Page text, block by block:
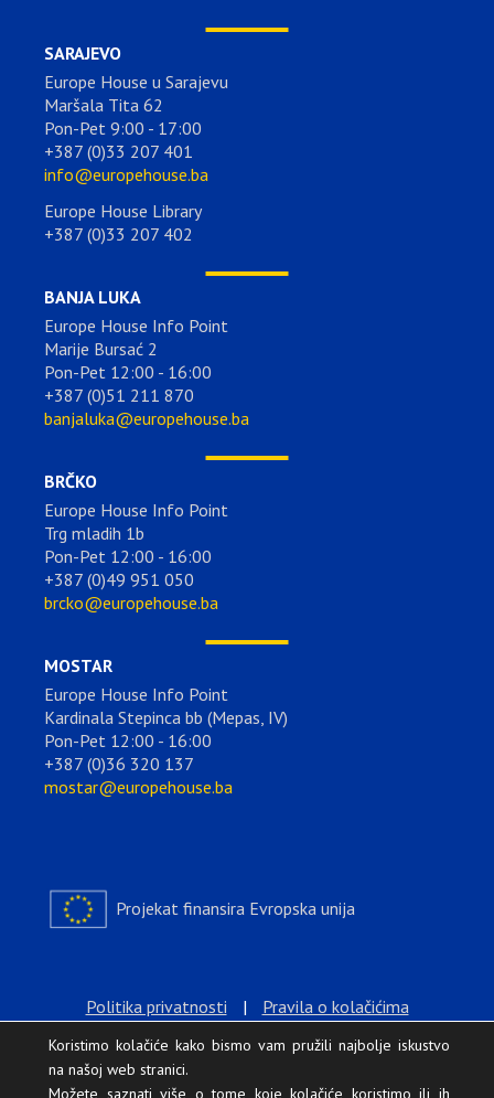
SARAJEVO
Europe House u Sarajevu
Maršala Tita 62
Pon-Pet 9:00 - 17:00
+387 (0)33 207 401
info@europehouse.ba
Europe House Library
+387 (0)33 207 402
BANJA LUKA
Europe House Info Point
Marije Bursać 2
Pon-Pet 12:00 - 16:00
+387 (0)51 211 870
banjaluka@europehouse.ba
BRČKO
Europe House Info Point
Trg mladih 1b
Pon-Pet 12:00 - 16:00
+387 (0)49 951 050
brcko@europehouse.ba
MOSTAR
Europe House Info Point
Kardinala Stepinca bb (Mepas, IV)
Pon-Pet 12:00 - 16:00
+387 (0)36 320 137
mostar@europehouse.ba
Projekat finansira Evropska unija
Politika privatnosti | Pravila o kolačićima
Koristimo kolačiće kako bismo vam pružili najbolje iskustvo
na našoj web stranici.
Možete saznati više o tome koje kolačiće koristimo ili ih